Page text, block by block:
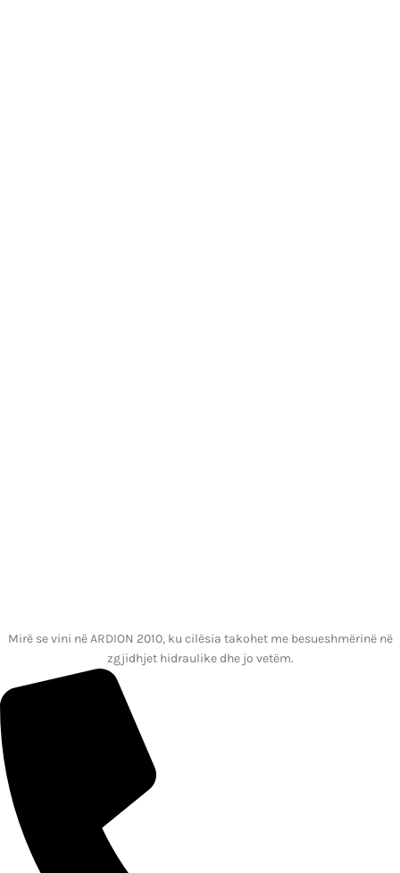
Mirë se vini në ARDION 2010, ku cilësia takohet me besueshmërinë në
zgjidhjet hidraulike dhe jo vetëm.